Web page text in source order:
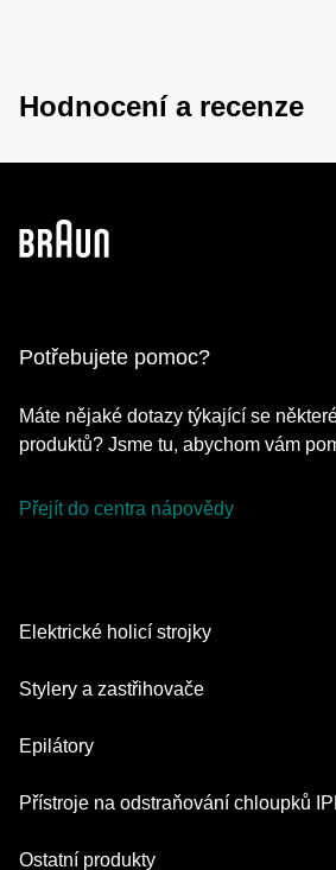
Hodnocení a recenze
Potřebujete pomoc?
Máte nějaké dotazy týkající se
produktů? Jsme tu, abychom vám
Přejít do centra nápovědy
Elektrické holicí strojky
Series 9 Pro
Series 3
Stylery a zastřihovače
Zastřihovače vousů
Series X
Epilátory
Silk·épil SkinSpa
Přístroje na odstraňování chloupků
Skin i·expert
Ostatní produkty